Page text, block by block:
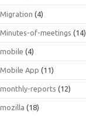
Migration (4)
Minutes-of-meetings (14)
mobile (4)
Mobile App (11)
monthly-reports (12)
mozilla (18)